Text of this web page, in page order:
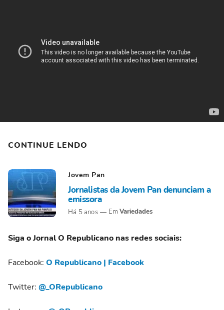
CONTINUE LENDO
Jovem Pan
Jornalistas da Jovem Pan denunciam a
emissora
Há 5 anos Variedades
Siga o Jornal O Republicano nas redes sociais:
Facebook: O Republicano | Facebook
Twitter: @_ORepublicano